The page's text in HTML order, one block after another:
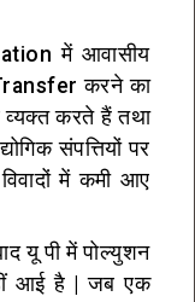
में आवासीय
करने का
करते हैं तथा
संपत्तियों पर
में कमी आए
यू पी में पोल्युशन
आई है | जब एक